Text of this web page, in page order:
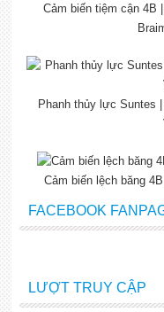
Cảm biến tiệm cận 4B
Phanh thủy lực Suntes
Cảm biến lệch băng
FACEBOOK
LƯỢT TRUY CẬP